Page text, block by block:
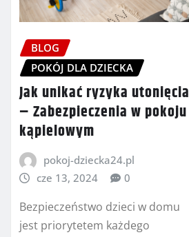
BLOG
POKÓJ DLA DZIECKA
Jak unikać ryzyka utonięcia
– Zabezpieczenia w pokoju
kąpielowym
pokoj-dziecka24.pl
cze 13, 2024
0
Bezpieczeństwo dzieci w domu
jest priorytetem każdego